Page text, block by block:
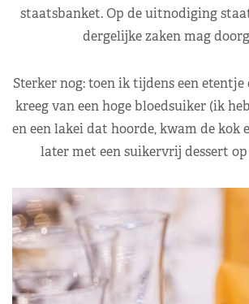
staatsbanket. Op de uitnodiging
dergelijke zaken mag
Sterker nog: toen ik tijdens een
kreeg van een hoge bloedsuiker (ik
en een lakei dat hoorde, kwam de kok
later met een suikervrij dessert